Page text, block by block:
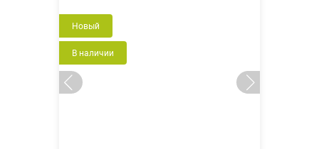
Новый
В наличии